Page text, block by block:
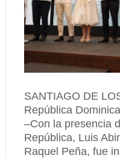
SANTIAGO DE
República
–Con la presencia
República, Luis
Raquel Peña, fue